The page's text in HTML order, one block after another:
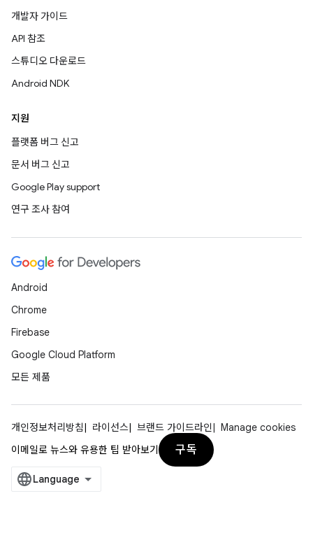
개발자 가이드
API 참조
스튜디오 다운로드
Android NDK
지원
플랫폼 버그 신고
문서 버그 신고
Google Play support
연구 조사 참여
Android
Chrome
Firebase
Google Cloud Platform
모든 제품
개인정보처리방침 라이선스 브랜드 가이드라인
Manage cookies
이메일로 뉴스와 유용한 팁 받아보기
구독